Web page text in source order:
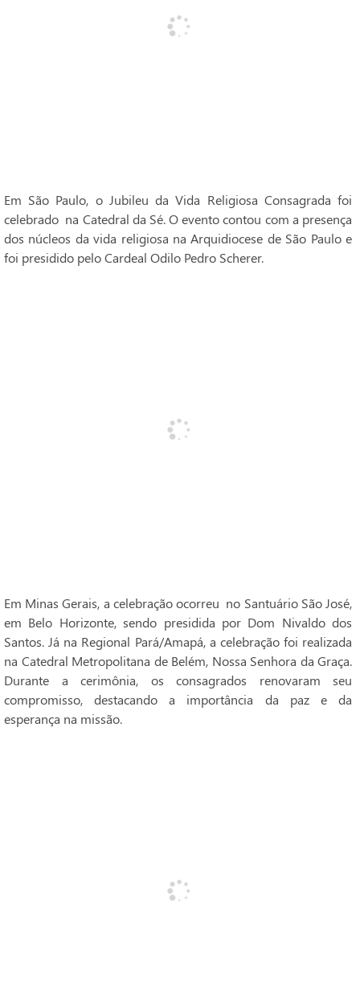
Em São Paulo, o Jubileu da Vida Religiosa Consagrada foi
celebrado na Catedral da Sé. O evento contou com a presença
dos núcleos da vida religiosa na Arquidiocese de São Paulo e
foi presidido pelo Cardeal Odilo Pedro Scherer.
Em Minas Gerais, a celebração ocorreu no Santuário São José,
em Belo Horizonte, sendo presidida por Dom Nivaldo dos
Santos. Já na Regional Pará/Amapá, a celebração foi realizada
na Catedral Metropolitana de Belém, Nossa Senhora da Graça.
Durante a cerimônia, os consagrados renovaram seu
compromisso, destacando a importância da paz e da
esperança na missão.